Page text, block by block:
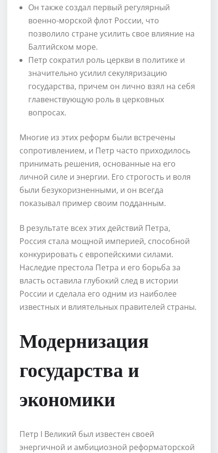
Он также создал первый регулярный
военно-морской флот России, что
позволило стране усилить свое влияние на
Балтийском море.
Петр сократил роль церкви в политике и
значительно усилил секуляризацию
государства, причем он лично взял на себя
главенствующую роль в церковных
вопросах.
Многие из этих реформ были встречены
сопротивлением, и Петр часто приходилось
принимать решения, основанные на его
личной силе и энергии. Его строгость и воля
были безукоризненными, и он всегда
показывал пример своим подданным.
В результате всех этих действий Петра,
Россия стала мощной империей, способной
конкурировать с европейскими силами.
Наследие престола Петра и его борьба за
власть оставила глубокий след в истории
России и сделала его одним из наиболее
известных и влиятельных правителей страны.
Модернизация
государства и
экономики
Петр I Великий был известен своей
энергичной и амбициозной реформаторской